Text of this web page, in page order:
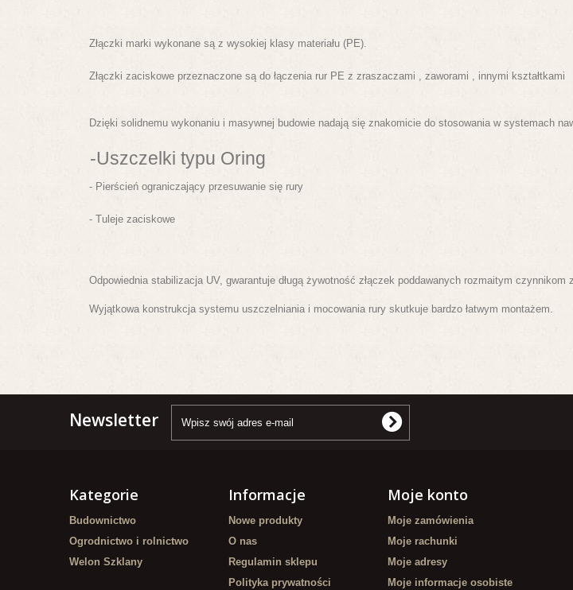
Złączki marki wykonane są z wysokiej klasy materiału (PE).
Złączki zaciskowe przeznaczone są do łączenia rur PE z zraszaczami , zaworami , innymi kształtkami
Dzięki solidnemu wykonaniu i masywnej budowie nadają się znakomicie do stosowania w systemach
-Uszczelki typu Oring
- Pierścień ograniczający przesuwanie się rury
- Tuleje zaciskowe
Odpowiednia stabilizacja UV, gwarantuje długą żywotność złączek poddawanych rozmaitym
Wyjątkowa konstrukcja systemu uszczelniania i mocowania rury skutkuje bardzo łatwym montażem.
Newsletter
Kategorie
Budownictwo
Ogrodnictwo i rolnictwo
Welon Szklany
Informacje
Nowe produkty
O nas
Regulamin sklepu
Polityka prywatności
Moje konto
Moje zamówienia
Moje rachunki
Moje adresy
Moje informacje osobiste